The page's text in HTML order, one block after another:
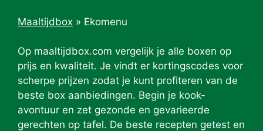
Maaltijdbox » Ekomenu
Op maaltijdbox.com vergelijk je alle boxen op
prijs en kwaliteit. Je vindt er kortingscodes voor
scherpe prijzen zodat je kunt profiteren van de
beste box aanbiedingen. Begin je kook-
avontuur en zet gezonde en gevarieerde
gerechten op tafel. De beste recepten getest en